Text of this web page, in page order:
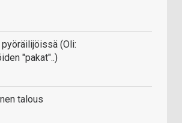
(Oli:
"pakat"..)
talous